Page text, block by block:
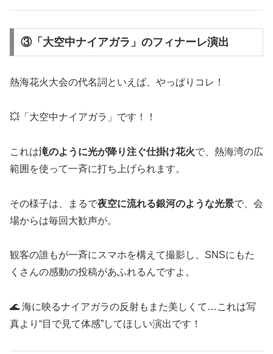
③「大空中ナイアガラ」のフィナーレ演出
熱海花火大会の代名詞といえば、やっぱりコレ！
💥「大空中ナイアガラ」です！！
これは滝のように光が降り注ぐ仕掛け花火で、熱海湾の広
範囲を使って一斉に打ち上げられます。
その様子は、まるで夜空に流れる銀河のような光景で、会
場からは毎回大歓声が。
観客の誰もが一斉にスマホを構えて撮影し、SNSにもた
くさんの感動の投稿があふれるんですよ。
🌊 海に映るナイアガラの反射もまた美しくて…これは写
真より“目で見て体感”してほしい演出です！